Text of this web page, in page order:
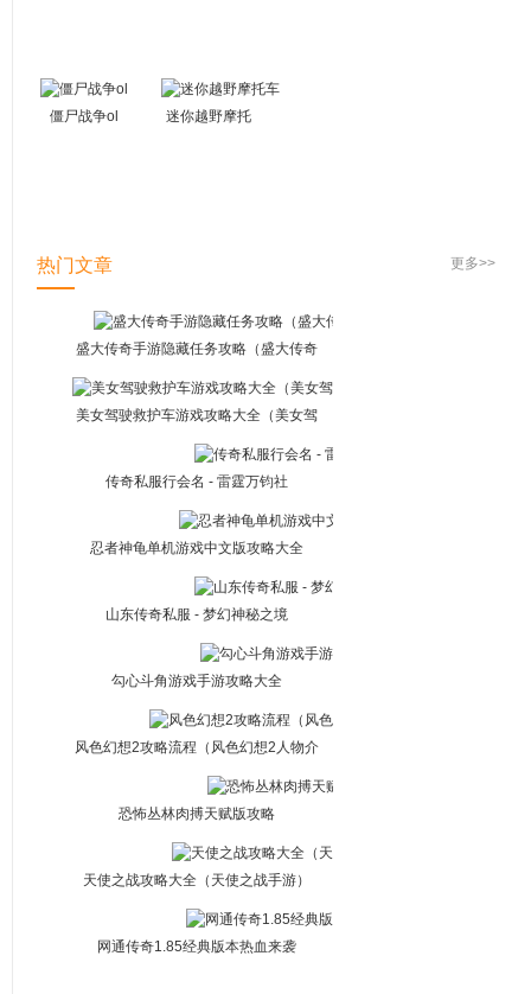
僵尸战争ol
迷你越野摩托
更多>>
热门文章
盛大传奇手游隐藏任务攻略（盛大传奇
美女驾驶救护车游戏攻略大全（美女驾
传奇私服行会名 - 雷霆万钧社
忍者神龟单机游戏中文版攻略大全
山东传奇私服 - 梦幻神秘之境
勾心斗角游戏手游攻略大全
风色幻想2攻略流程（风色幻想2人物介
恐怖丛林肉搏天赋版攻略
天使之战攻略大全（天使之战手游）
网通传奇1.85经典版本热血来袭